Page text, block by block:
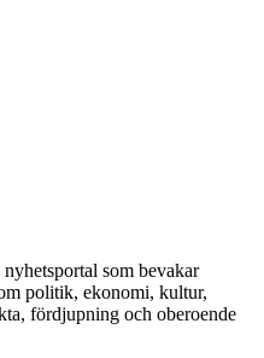
som bevakar
politik, ekonomi, kultur,
fördjupning och oberoende